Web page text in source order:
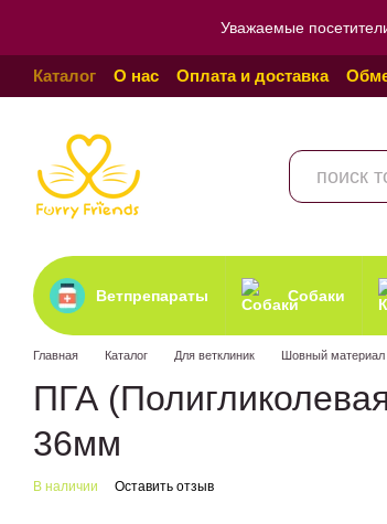
Уважаемые
Каталог О нас Оплата и доставка
Пользовательское соглашение
Отзывы
Ветпрепараты
Собаки
Главная Каталог Для ветклиник Шовный материал
ПГА
36мм
В наличии Оставить отзыв